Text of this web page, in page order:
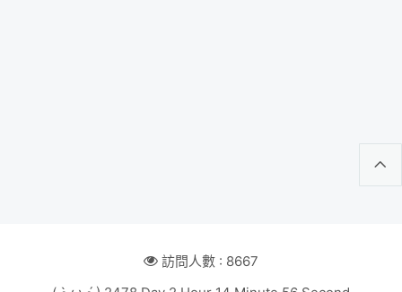
訪問人數 : 8667